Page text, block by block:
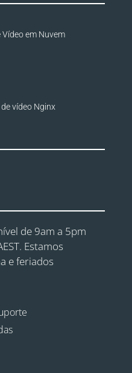
em Nuvem
vídeo Nginx
de 9am a 5pm
Estamos
e feriados